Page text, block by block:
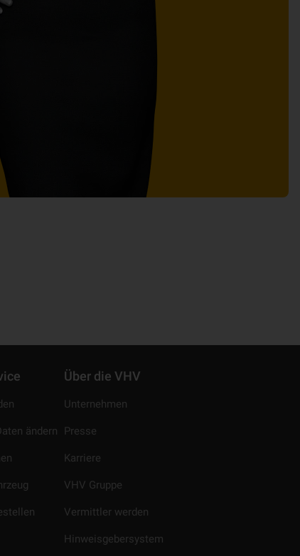
ändern
Über die VHV
Unternehmen
Presse
Karriere
VHV Gruppe
Vermittler werden
Hinweisgebersystem